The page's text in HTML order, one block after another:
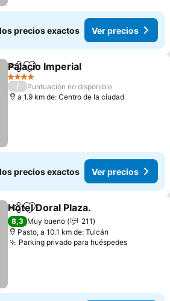
precios exactos Ver precios
CompartirAgregar a favoritos
Palacio Imperial
4 Estrellas
/
Puntuación no disponible
a 1.9 km de: Centro de la ciudad
precios exactos Ver precios
CompartirAgregar a favoritos
Hotel Doral Plaza.
8,3 Muy bueno
211
Pasto, a 10.1 km de: Tulcán
Parking privado para huéspedes